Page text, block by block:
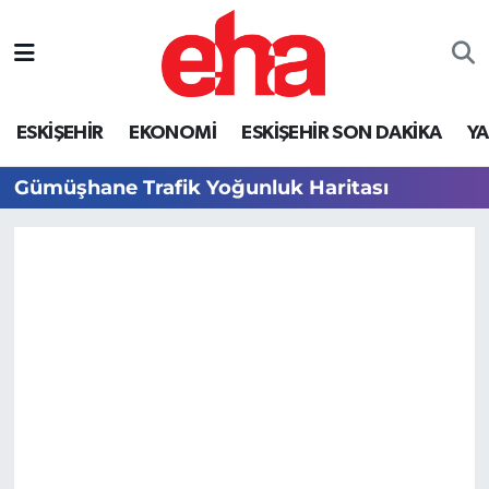
ESKİŞEHİR EKONOMİ ESKİŞEHİR SON DAKİKA
Gümüşhane Trafik Yoğunluk Haritası